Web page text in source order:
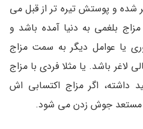
شده و پوستش تیره تر از قبل می
بلغمی به دنیا آمده باشد و
یا عوامل دیگر به سمت مزاج
لاغر باشد. یا مثلا فردی با مزاج
اگر مزاج اکتسابی اش
جوش زدن می شود.